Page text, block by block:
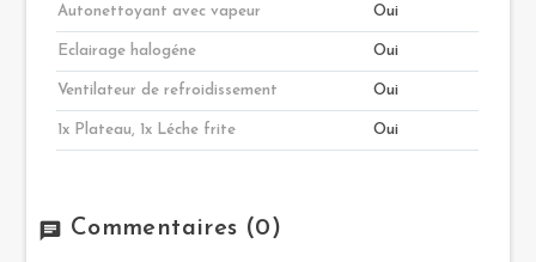
Autonettoyant avec vapeur Oui
Eclairage halogéne Oui
Ventilateur de refroidissement Oui
1x Plateau, 1x Léche frite Oui
chat Commentaires (0)